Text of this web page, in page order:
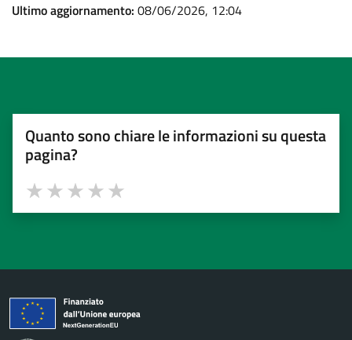
Ultimo aggiornamento: 08/06/2026, 12:04
Quanto sono chiare le informazioni su questa
pagina?
Valuta 5 stelle su 5
Valuta 4 stelle su 5
Valuta 3 stelle su 5
Valuta 2 stelle su 5
Valuta 1 stelle su 5